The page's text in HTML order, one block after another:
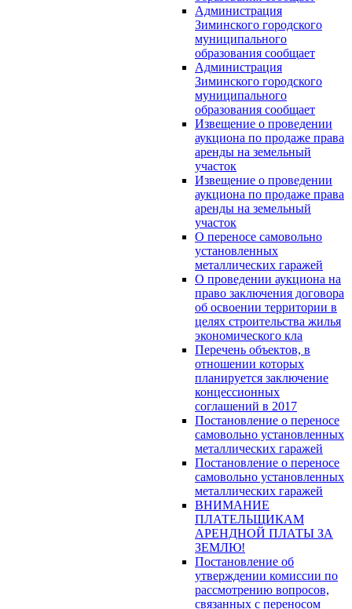
Администрация
Зиминского городского
муниципального
образования сообщает
Администрация
Зиминского городского
муниципального
образования сообщает
Извещение о проведении
аукциона по продаже права
аренды на земельный
участок
Извещение о проведении
аукциона по продаже права
аренды на земельный
участок
О переносе самовольно
установленных
металлических гаражей
О проведении аукциона на
право заключения договора
об освоении территории в
целях строительства жилья
экономического кла
Перечень объектов, в
отношении которых
планируется заключение
концессионных
соглашений в 2017
Постановление о переносе
самовольно установленных
металлических гаражей
Постановление о переносе
самовольно установленных
металлических гаражей
ВНИМАНИЕ
ПЛАТЕЛЬЩИКАМ
АРЕНДНОЙ ПЛАТЫ ЗА
ЗЕМЛЮ!
Постановление об
утверждении комиссии по
рассмотрению вопросов,
связанных с переносом